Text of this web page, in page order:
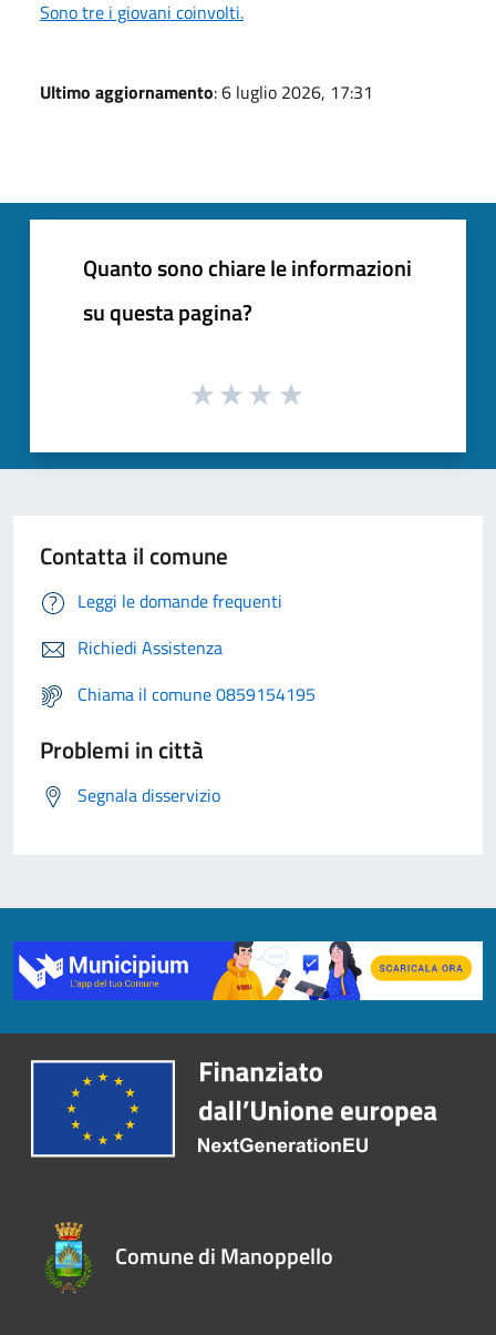
Sono tre i giovani coinvolti.
Ultimo aggiornamento: 6 luglio 2026, 17:31
Quanto sono chiare le informazioni
su questa pagina?
Contatta il comune
Leggi le domande frequenti
Richiedi Assistenza
Chiama il comune 0859154195
Problemi in città
Segnala disservizio
Comune di Manoppello